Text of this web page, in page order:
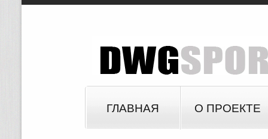
ГЛАВНАЯ О ПРОЕКТЕ